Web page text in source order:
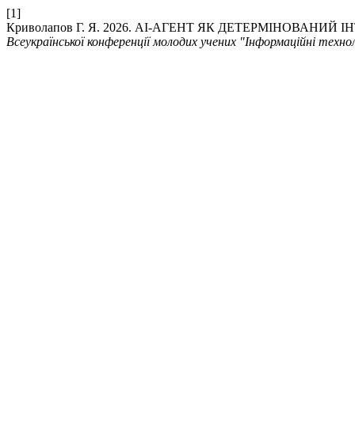
[1]
Криволапов Г. Я. 2026. AI-АГЕНТ ЯК
Всеукраїнської конференції молодих учених "Інформаційні